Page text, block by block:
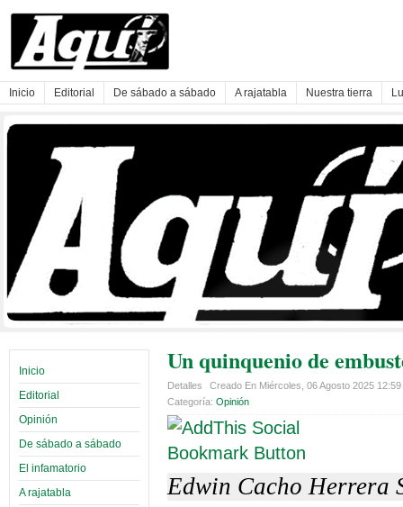
Inicio Editorial De sábado a sábado A rajatabla Nuestra tierra
Inicio
Editorial
Opinión
De sábado a sábado
El infamatorio
A rajatabla
Un quinquenio de
Detalles
Creado En Miércoles, 06 Agosto 2025 12:59
Categoría: Opinión
Edwin Cacho Herrera